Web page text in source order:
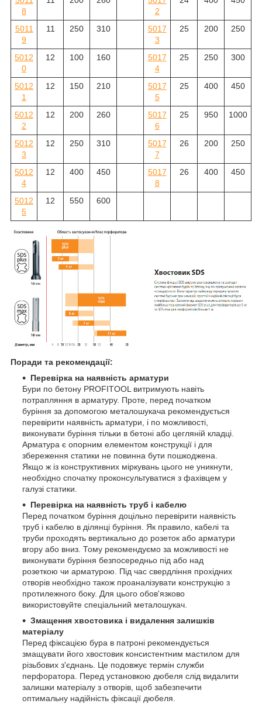
8
2
5011
9
11 250 310
5017
3
25 200 250
5012
0
12 100 160
5017
4
25 250 300
5012
1
12 150 210
5017
5
25 400 450
5012
2
12 200 260
5017
6
25 950 1000
5012
3
12 250 310
5017
7
26 200 250
5012
4
12 400 450
5017
8
26 400 450
5012
5
12 550 600
Поради та рекомендації:
Перевірка на наявність арматури
Бури по бетону PROFITOOL витримують навіть
потрапляння в арматуру. Проте, перед початком
буріння за допомогою металошукача рекомендується
перевірити наявність арматури, і по можливості,
виконувати буріння тільки в бетоні або цегляній кладці.
Арматура є опорним елементом конструкції і для
збереження статики не повинна бути пошкоджена.
Якщо ж із конструктивних міркувань цього не уникнути,
необхідно спочатку проконсультуватися з фахівцем у
галузі статики.
Перевірка на наявність труб і кабелю
Перед початком буріння доцільно перевірити наявність
труб і кабелю в ділянці буріння. Як правило, кабелі та
труби проходять вертикально до розеток або арматури
вгору або вниз. Тому рекомендуємо за можливості не
виконувати буріння безпосередньо під або над
розеткою чи арматурою. Під час свердління прохідних
отворів необхідно також проаналізувати конструкцію з
протилежного боку. Для цього обов'язково
використовуйте спеціальний металошукач.
Змащення хвостовика і видалення залишків
матеріалу
Перед фіксацією бура в патроні рекомендується
змащувати його хвостовик консистентним мастилом для
різьбових з'єднань. Це подовжує термін служби
перфоратора. Перед установкою дюбеля слід видалити
залишки матеріалу з отворів, щоб забезпечити
оптимальну надійність фіксації дюбеля.